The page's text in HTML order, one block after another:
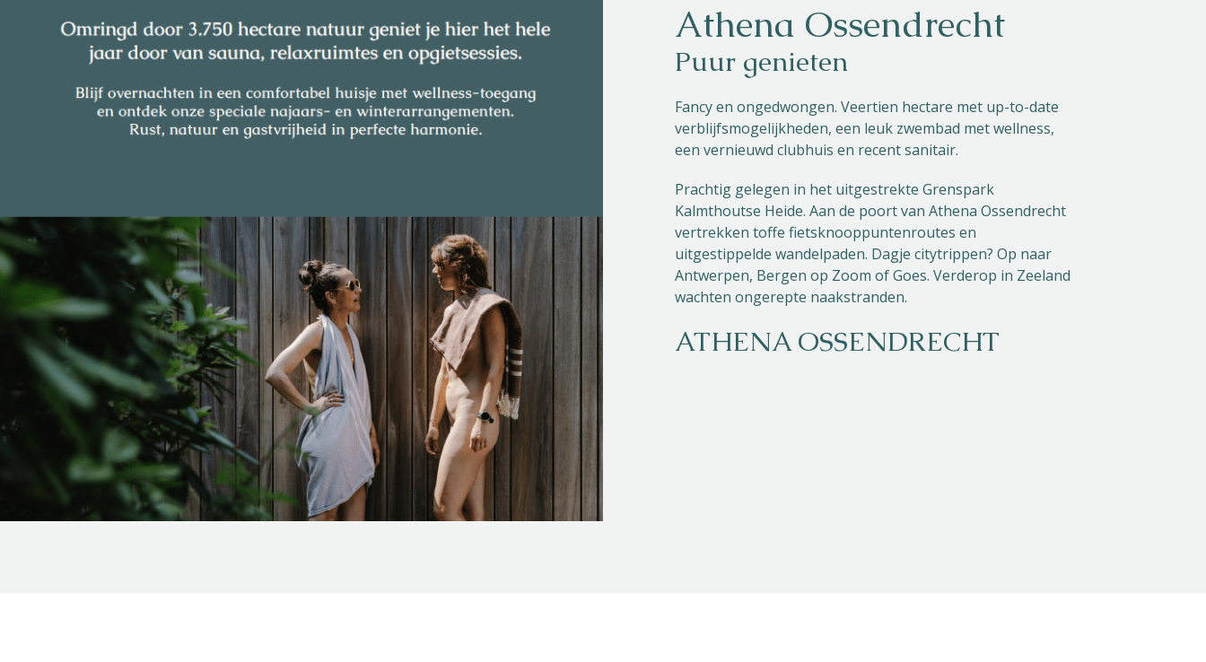
Athena Ossendrecht
Puur genieten
Fancy en ongedwongen. Veertien hectare met up-to-date
verblijfsmogelijkheden, een leuk zwembad met wellness,
een vernieuwd clubhuis en recent sanitair.
Prachtig gelegen in het uitgestrekte Grenspark
Kalmthoutse Heide. Aan de poort van Athena Ossendrecht
vertrekken toffe fietsknooppuntenroutes en
uitgestippelde wandelpaden. Dagje citytrippen? Op naar
Antwerpen, Bergen op Zoom of Goes. Verderop in Zeeland
wachten ongerepte naakstranden.
ATHENA OSSENDRECHT